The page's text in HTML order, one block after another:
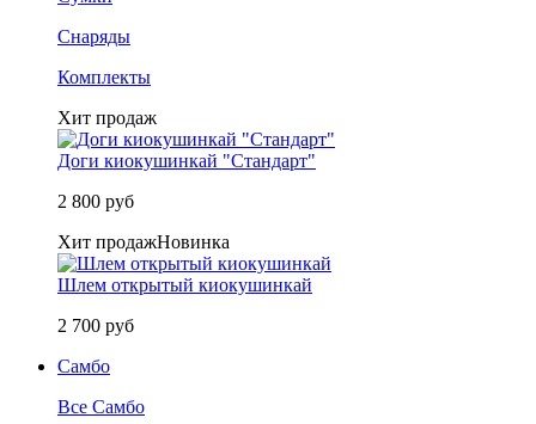
Снаряды
Комплекты
Хит продаж
Доги киокушинкай "Стандарт"
2 800 руб
Хит продажНовинка
Шлем открытый киокушинкай
2 700 руб
Самбо
Все Самбо